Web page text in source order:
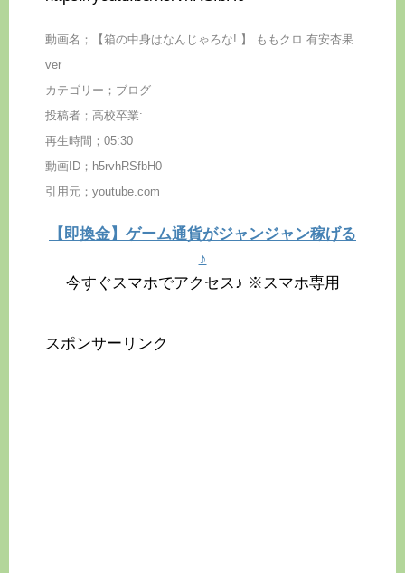
動画名；【箱の中身はなんじゃろな! 】 ももクロ 有安杏果
ver
カテゴリー；ブログ
投稿者；高校卒業:
再生時間；05:30
動画ID；h5rvhRSfbH0
引用元；youtube.com
【即換金】ゲーム通貨がジャンジャン稼げる
♪
今すぐスマホでアクセス♪ ※スマホ専用
スポンサーリンク